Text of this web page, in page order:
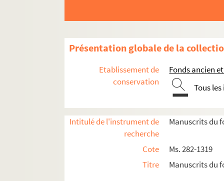
Présentation globale de la
Etablissement de
conservation
Fonds ancien
Tous
Intitulé de l'instrument de
recherche
Manuscrits du
Cote
Ms. 282-1319
Titre
Manuscrits du
Charles Jean Duduit de Maizières. Œuvres
Pièces fugitives
Ms. 671. Deuxième cahier
Ms. 672. Troisième cahier
Ms. 673. Quatrième cahier
Ms. 674. Cinquième cahier